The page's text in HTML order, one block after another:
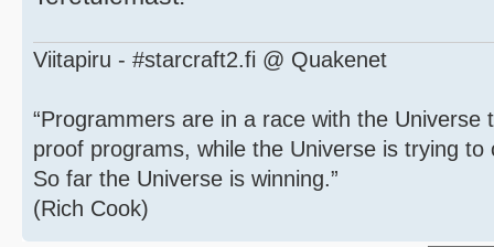
Viitapiru - #starcraft2.fi @ Quakenet
“Programmers are in a race with the
proof programs, while the Universe is trying
So far the Universe is winning.”
(Rich Cook)